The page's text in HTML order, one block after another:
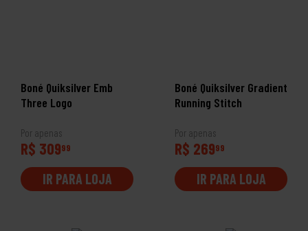
Boné Quiksilver Emb
Three Logo
Por apenas
R$ 30999
IR PARA LOJA
Boné Quiksilver Gradient
Running Stitch
Por apenas
R$ 26999
IR PARA LOJA